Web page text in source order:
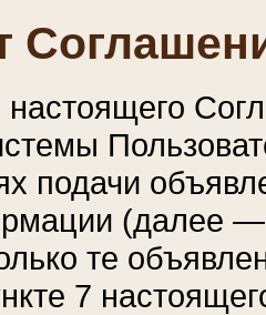
подачи
(далее
те
7